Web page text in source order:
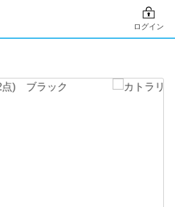
ログイン